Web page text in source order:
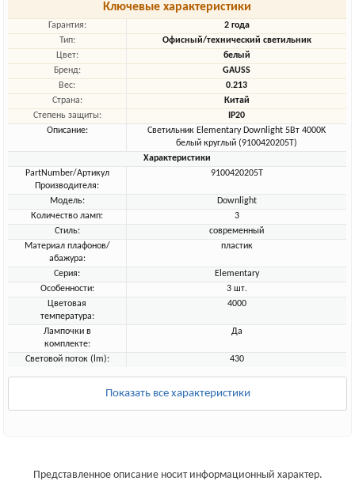
Ключевые характеристики
Гарантия:
2 года
Тип:
Офисный/технический светильник
Цвет:
белый
Бренд:
GAUSS
Вес:
0.213
Страна:
Китай
Степень защиты:
IP20
Описание:
Светильник Elementary Downlight 5Вт 4000K
белый круглый (9100420205T)
Характеристики
PartNumber/Артикул
Производителя:
9100420205T
Модель:
Downlight
Количество ламп:
3
Стиль:
современный
Материал плафонов/
абажура:
пластик
Серия:
Elementary
Особенности:
3 шт.
Цветовая
температура:
4000
Лампочки в
комплекте:
Да
Световой поток (lm): 430
Показать все характеристики
Представленное описание носит информационный характер.